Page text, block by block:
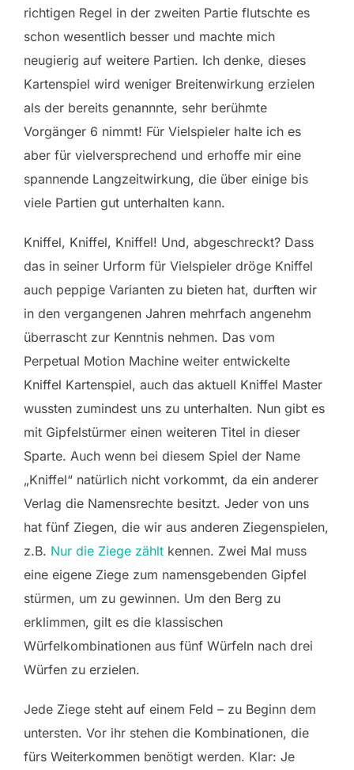
richtigen Regel in der zweiten Partie flutschte es
schon wesentlich besser und machte mich
neugierig auf weitere Partien. Ich denke, dieses
Kartenspiel wird weniger Breitenwirkung erzielen
als der bereits genannnte, sehr berühmte
Vorgänger 6 nimmt! Für Vielspieler halte ich es
aber für vielversprechend und erhoffe mir eine
spannende Langzeitwirkung, die über einige bis
viele Partien gut unterhalten kann.
Kniffel, Kniffel, Kniffel! Und, abgeschreckt? Dass
das in seiner Urform für Vielspieler dröge Kniffel
auch peppige Varianten zu bieten hat, durften wir
in den vergangenen Jahren mehrfach angenehm
überrascht zur Kenntnis nehmen. Das vom
Perpetual Motion Machine weiter entwickelte
Kniffel Kartenspiel, auch das aktuell Kniffel Master
wussten zumindest uns zu unterhalten. Nun gibt es
mit Gipfelstürmer einen weiteren Titel in dieser
Sparte. Auch wenn bei diesem Spiel der Name
„Kniffel“ natürlich nicht vorkommt, da ein anderer
Verlag die Namensrechte besitzt. Jeder von uns
hat fünf Ziegen, die wir aus anderen Ziegenspielen,
z.B. Nur die Ziege zählt kennen. Zwei Mal muss
eine eigene Ziege zum namensgebenden Gipfel
stürmen, um zu gewinnen. Um den Berg zu
erklimmen, gilt es die klassischen
Würfelkombinationen aus fünf Würfeln nach drei
Würfen zu erzielen.
Jede Ziege steht auf einem Feld – zu Beginn dem
untersten. Vor ihr stehen die Kombinationen, die
fürs Weiterkommen benötigt werden. Klar: Je